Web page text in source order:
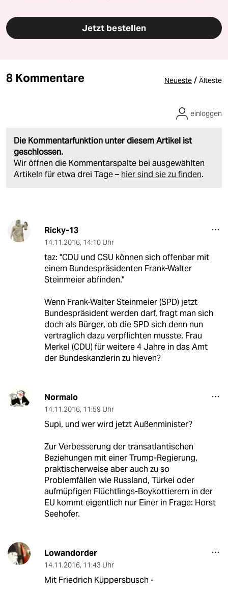
Jetzt bestellen
8 Kommentare Neueste / Älteste
Die Kommentarfunktion unter diesem Artikel ist
geschlossen.
Wir öffnen die Kommentarspalte bei ausgewählten
Artikeln für etwa drei Tage – hier sind sie zu finden.
einloggen
Ricky-13
14.11.2016, 14:10 Uhr
taz: "CDU und CSU können sich offenbar mit
einem Bundespräsidenten Frank-Walter
Steinmeier abfinden."
Wenn Frank-Walter Steinmeier (SPD) jetzt
Bundespräsident werden darf, fragt man sich
doch als Bürger, ob die SPD sich denn nun
vertraglich dazu verpflichten musste, Frau
Merkel (CDU) für weitere 4 Jahre in das Amt
der Bundeskanzlerin zu hieven?
Normalo
14.11.2016, 11:59 Uhr
Supi, und wer wird jetzt Außenminister?
Zur Verbesserung der transatlantischen
Beziehungen mit einer Trump-Regierung,
praktischerweise aber auch zu so
Problemfällen wie Russland, Türkei oder
aufmüpfigen Flüchtlings-Boykottierern in der
EU kommt eigentlich nur Einer in Frage: Horst
Seehofer.
Lowandorder
14.11.2016, 11:43 Uhr
Mit Friedrich Küppersbusch -